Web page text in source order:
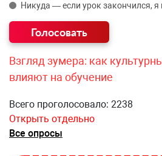
Никуда — если урок закончился,
Взгляд зумера: как
влияют на обучение
Всего проголосовало: 2238
Открыть отдельно
Все опросы